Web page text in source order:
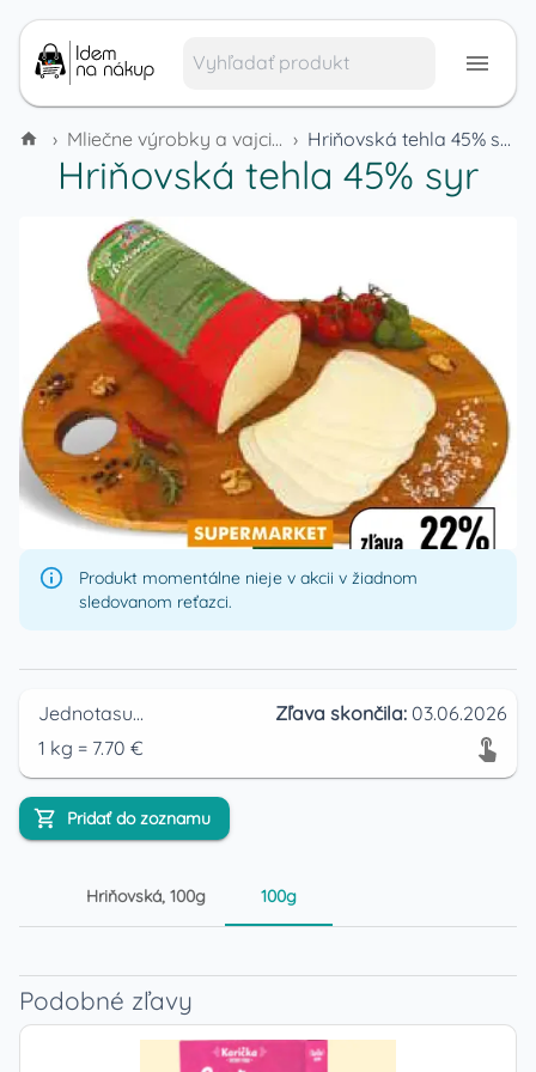
› Mliečne výrobky a vajcia › Hriňovská tehla 45% syr
Hriňovská tehla 45% syr
Produkt momentálne nieje v akcii v žiadnom
sledovanom reťazci.
Jednotasupermarket Zľava skončila: 03.06.2026
1 kg = 7.70 €
Pridať do zoznamu
Hriňovská, 100g 100g
Podobné zľavy